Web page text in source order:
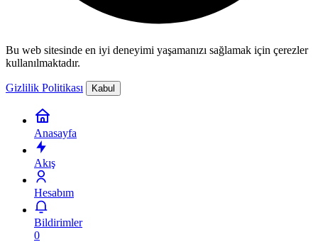
Bu web sitesinde en iyi deneyimi yaşamanızı sağlamak için çerezler
kullanılmaktadır.
Gizlilik Politikası Kabul
Anasayfa
Akış
Hesabım
Bildirimler
0